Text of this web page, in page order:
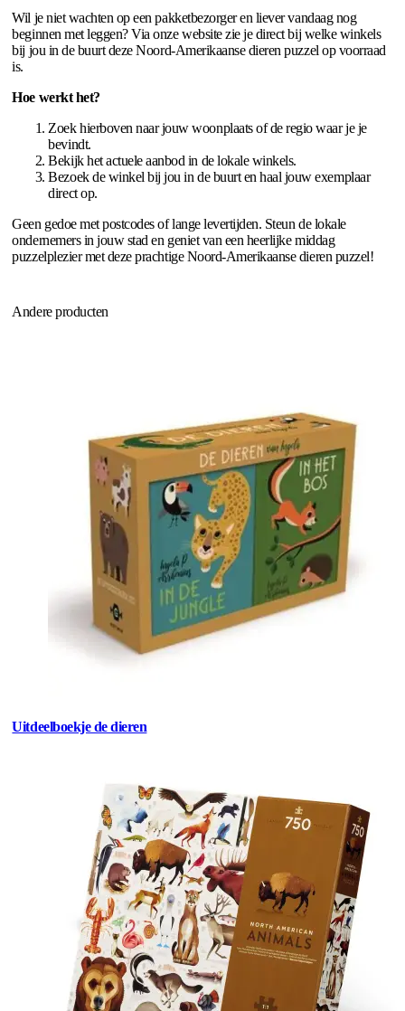
Wil je niet wachten op een pakketbezorger en liever vandaag nog
beginnen met leggen? Via onze website zie je direct bij welke winkels
bij jou in de buurt deze Noord-Amerikaanse dieren puzzel op voorraad
is.
Hoe werkt het?
Zoek hierboven naar jouw woonplaats of de regio waar je je
bevindt.
Bekijk het actuele aanbod in de lokale winkels.
Bezoek de winkel bij jou in de buurt en haal jouw exemplaar
direct op.
Geen gedoe met postcodes of lange levertijden. Steun de lokale
ondernemers in jouw stad en geniet van een heerlijke middag
puzzelplezier met deze prachtige Noord-Amerikaanse dieren puzzel!
Andere producten
Uitdeelboekje de dieren